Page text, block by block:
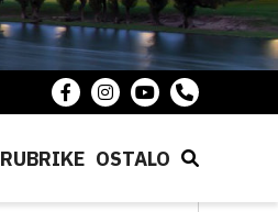
RUBRIKE OSTALO